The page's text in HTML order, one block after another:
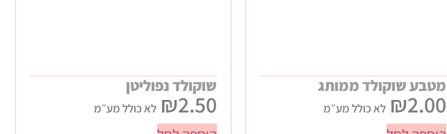
מטבע שוקולד ממותג
₪2.00 לא כולל מע״מ
שוקולד נפוליטן
₪2.50 לא כולל מע״מ